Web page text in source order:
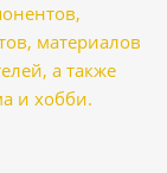
материалов
а также
и хобби.